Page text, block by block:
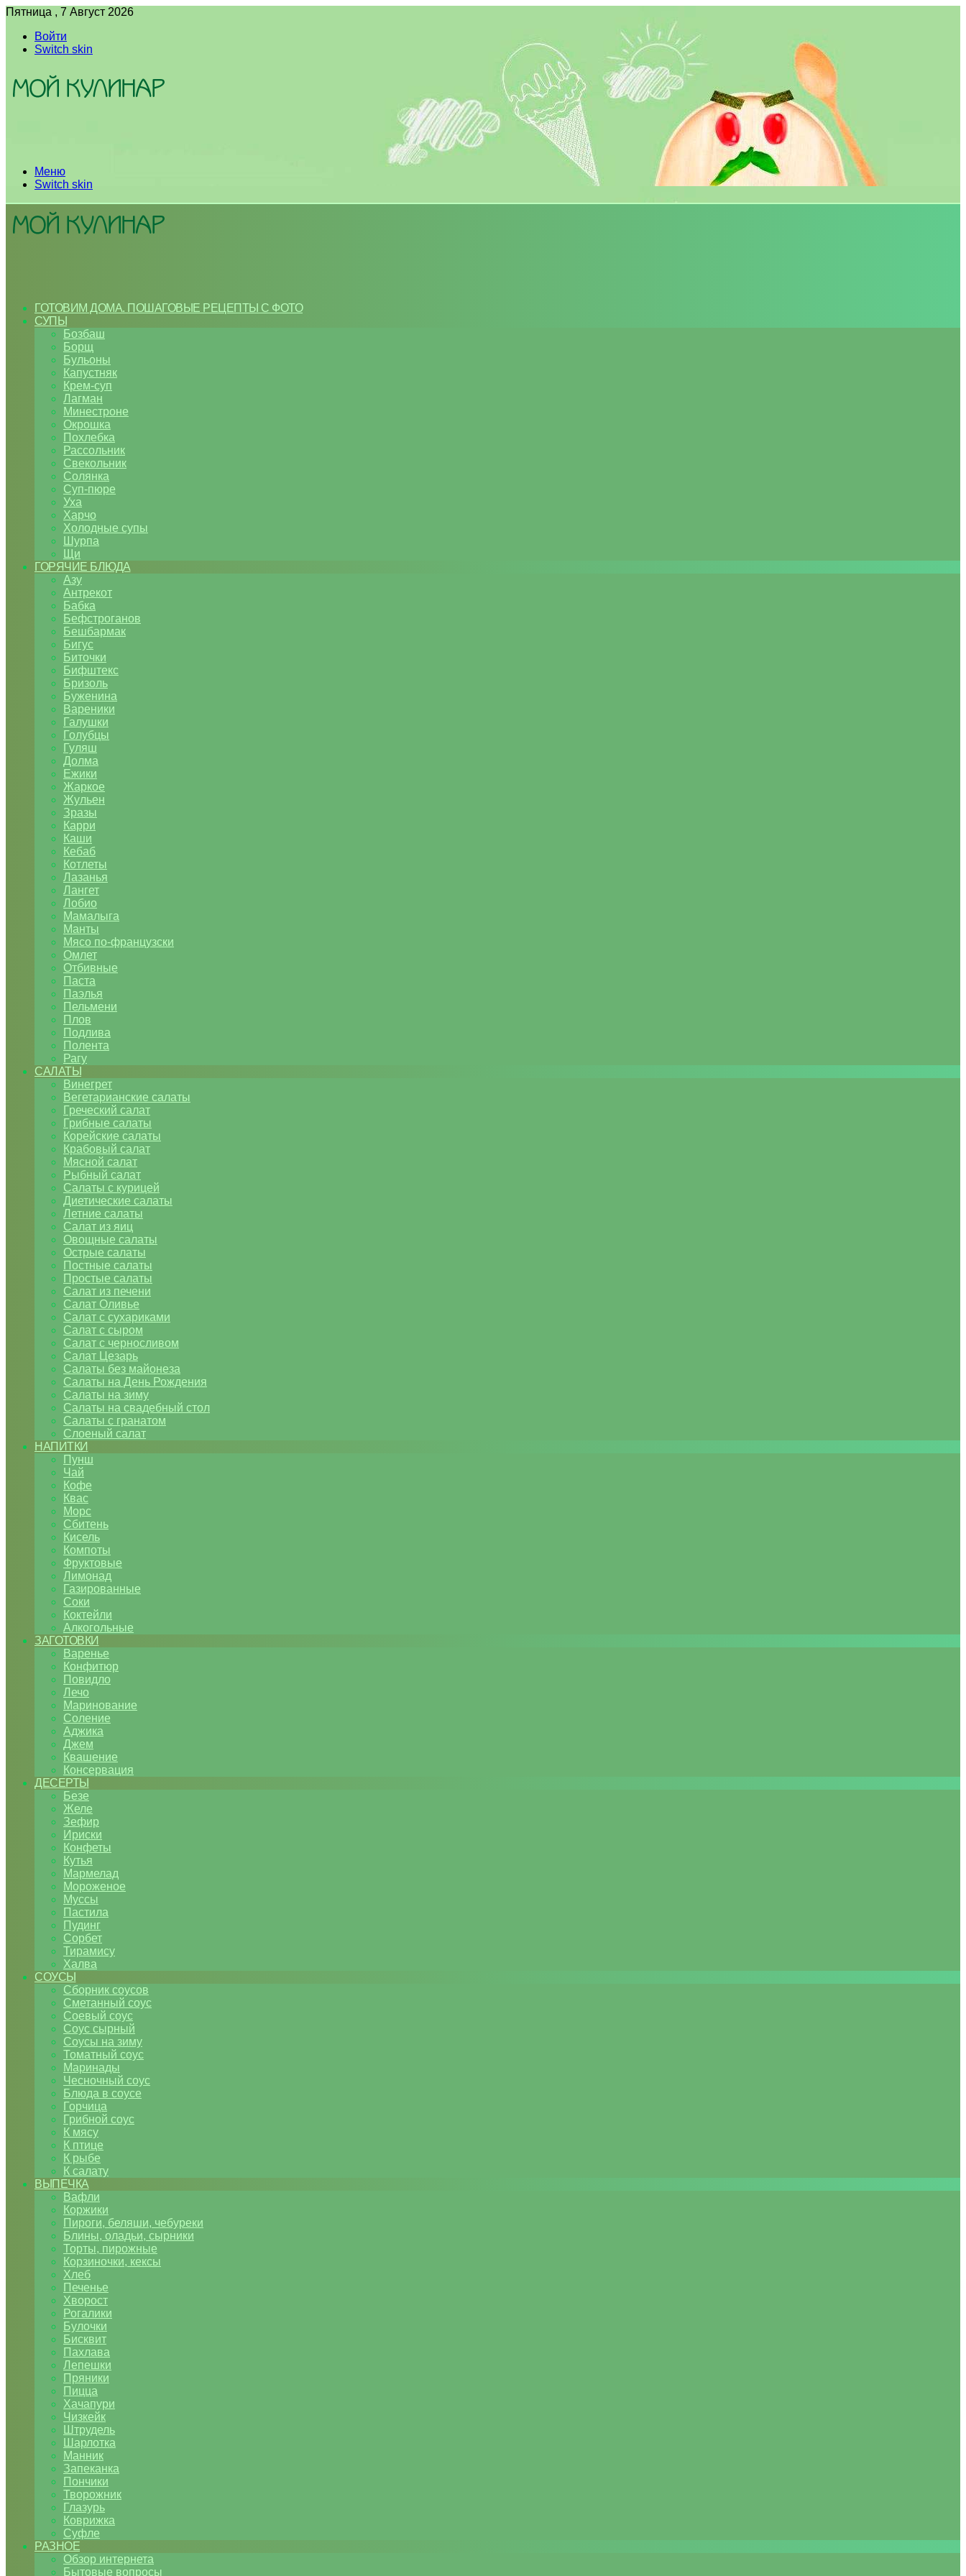
Пятница , 7 Август 2026
Войти
Switch skin
Меню
Switch skin
ГОТОВИМ ДОМА. ПОШАГОВЫЕ РЕЦЕПТЫ С ФОТО
СУПЫ
Бозбаш
Борщ
Бульоны
Капустняк
Крем-суп
Лагман
Минестроне
Окрошка
Похлебка
Рассольник
Свекольник
Солянка
Суп-пюре
Уха
Харчо
Холодные супы
Шурпа
Щи
ГОРЯЧИЕ БЛЮДА
Азу
Антрекот
Бабка
Бефстроганов
Бешбармак
Бигус
Биточки
Бифштекс
Бризоль
Буженина
Вареники
Галушки
Голубцы
Гуляш
Долма
Ежики
Жаркое
Жульен
Зразы
Карри
Каши
Кебаб
Котлеты
Лазанья
Лангет
Лобио
Мамалыга
Манты
Мясо по-французски
Омлет
Отбивные
Паста
Паэлья
Пельмени
Плов
Подлива
Полента
Рагу
САЛАТЫ
Винегрет
Вегетарианские салаты
Греческий салат
Грибные салаты
Корейские салаты
Крабовый салат
Мясной салат
Рыбный салат
Салаты с курицей
Диетические салаты
Летние салаты
Салат из яиц
Овощные салаты
Острые салаты
Постные салаты
Простые салаты
Салат из печени
Салат Оливье
Салат с сухариками
Салат с сыром
Салат с черносливом
Салат Цезарь
Салаты без майонеза
Салаты на День Рождения
Салаты на зиму
Салаты на свадебный стол
Салаты с гранатом
Слоеный салат
НАПИТКИ
Пунш
Чай
Кофе
Квас
Морс
Сбитень
Кисель
Компоты
Фруктовые
Лимонад
Газированные
Соки
Коктейли
Алкогольные
ЗАГОТОВКИ
Варенье
Конфитюр
Повидло
Лечо
Маринование
Соление
Аджика
Джем
Квашение
Консервация
ДЕСЕРТЫ
Безе
Желе
Зефир
Ириски
Конфеты
Кутья
Мармелад
Мороженое
Муссы
Пастила
Пудинг
Сорбет
Тирамису
Халва
СОУСЫ
Сборник соусов
Сметанный соус
Соевый соус
Соус сырный
Соусы на зиму
Томатный соус
Маринады
Чесночный соус
Блюда в соусе
Горчица
Грибной соус
К мясу
К птице
К рыбе
К салату
ВЫПЕЧКА
Вафли
Коржики
Пироги, беляши, чебуреки
Блины, оладьи, сырники
Торты, пирожные
Корзиночки, кексы
Хлеб
Печенье
Хворост
Рогалики
Булочки
Бисквит
Пахлава
Лепешки
Пряники
Пицца
Хачапури
Чизкейк
Штрудель
Шарлотка
Манник
Запеканка
Пончики
Творожник
Глазурь
Коврижка
Суфле
РАЗНОЕ
Обзор интернета
Бытовые вопросы